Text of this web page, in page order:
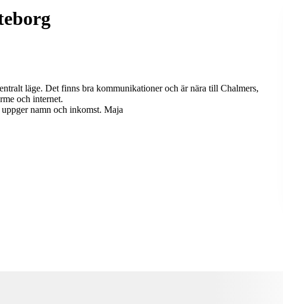
läge. Det finns bra kommunikationer och är nära till Chalmers,
och internet.
namn och inkomst. Maja